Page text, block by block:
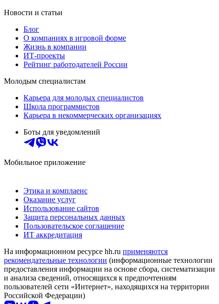
Новости и статьи
Блог
О компаниях в игровой форме
Жизнь в компании
ИТ-проекты
Рейтинг работодателей России
Молодым специалистам
Карьера для молодых специалистов
Школа программистов
Карьера в некоммерческих организациях
Боты для уведомлений
Мобильное приложение
Этика и комплаенс
Оказание услуг
Использование сайтов
Защита персональных данных
Пользовательское соглашение
ИТ аккредитация
На информационном ресурсе hh.ru применяются
рекомендательные технологии (информационные технологии
предоставления информации на основе сбора, систематизации
и анализа сведений, относящихся к предпочтениям
пользователей сети «Интернет», находящихся на территории
Российской Федерации)